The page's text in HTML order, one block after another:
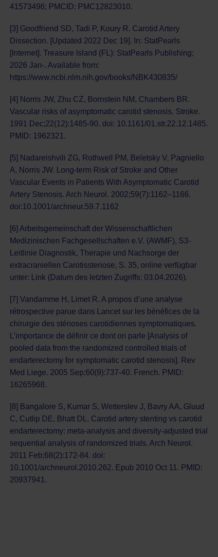
41573496; PMCID: PMC12823010.
[3] Goodfriend SD, Tadi P, Koury R. Carotid Artery
Dissection. [Updated 2022 Dec 19]. In: StatPearls
[Internet]. Treasure Island (FL): StatPearls Publishing;
2026 Jan-. Available from:
https://www.ncbi.nlm.nih.gov/books/NBK430835/
[4] Norris JW, Zhu CZ, Bornstein NM, Chambers BR.
Vascular risks of asymptomatic carotid stenosis. Stroke.
1991 Dec;22(12):1485-90. doi: 10.1161/01.str.22.12.1485.
PMID: 1962321.
[5] Nadareishvili ZG, Rothwell PM, Beletsky V, Pagniello
A, Norris JW. Long-term Risk of Stroke and Other
Vascular Events in Patients With Asymptomatic Carotid
Artery Stenosis. Arch Neurol. 2002;59(7):1162–1166.
doi:10.1001/archneur.59.7.1162
[6] Arbeitsgemeinschaft der Wissenschaftlichen
Medizinischen Fachgesellschaften e.V. (AWMF), S3-
Leitlinie Diagnostik, Therapie und Nachsorge der
extracraniellen Carotisstenose, S. 35, online verfügbar
unter:
Link (Datum des letzten Zugriffs: 03.04.2026).
[7] Vandamme H, Limet R. A propos d’une analyse
rétrospective parue dans Lancet sur les bénéfices de la
chirurgie des sténoses carotidiennes symptomatiques.
L’importance de définir ce dont on parle [Analysis of
pooled data from the randomized controlled trials of
endarterectomy for symptomatic carotid stenosis]. Rev
Med Liege. 2005 Sep;60(9):737-40. French. PMID:
16265968.
[8] Bangalore S, Kumar S, Wetterslev J, Bavry AA, Gluud
C, Cutlip DE, Bhatt DL. Carotid artery stenting vs carotid
endarterectomy: meta-analysis and diversity-adjusted trial
sequential analysis of randomized trials. Arch Neurol.
2011 Feb;68(2):172-84. doi:
10.1001/archneurol.2010.262. Epub 2010 Oct 11. PMID:
20937941.